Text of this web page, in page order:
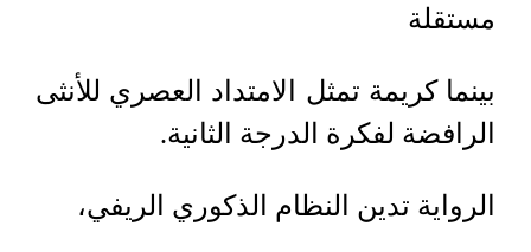
مستقلة
بينما كريمة تمثل الامتداد العصري للأنثى
الرافضة لفكرة الدرجة الثانية.
الرواية تدين النظام الذكوري الريفي،